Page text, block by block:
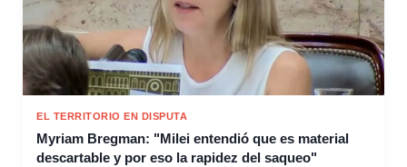
EL TERRITORIO EN DISPUTA
Myriam Bregman: "Milei entendió que es material
descartable y por eso la rapidez del saqueo"